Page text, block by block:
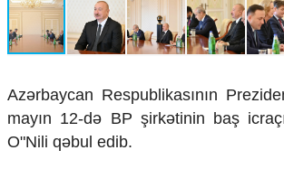
Foto
Video
İnfoqrafika
Humanitar
Elm və təhsil
Mədəniyyət
Azərbaycan Respublikasının
mayın 12-də BP şirkətinin baş
O"Nili qəbul edib.